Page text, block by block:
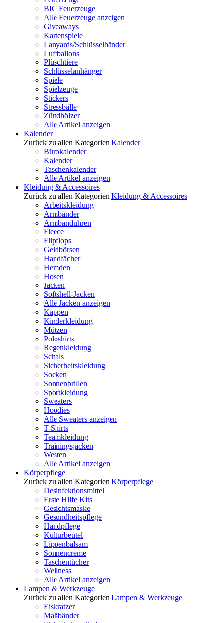
BIC Feuerzeuge
Alle Feuerzeuge anzeigen
Giveaways
Kartenspiele
Lanyards/Schlüsselbänder
Luftballons
Plüschtiere
Schlüsselanhänger
Spiele
Spielzeuge
Stickers
Stressbälle
Zündhölzer
Alle Artikel anzeigen
Kalender
Zurück zu allen Kategorien Kalender
Bürokalender
Kalender
Taschenkalender
Alle Artikel anzeigen
Kleidung & Accessoires
Zurück zu allen Kategorien Kleidung & Accessoires
Arbeitskleidung
Armbänder
Armbanduhren
Fleece
Flipflops
Geldbörsen
Handfächer
Hemden
Hosen
Jacken
Softshell-Jacken
Alle Jacken anzeigen
Kappen
Kinderkleidung
Mützen
Poloshirts
Regenkleidung
Schals
Sicherheitskleidung
Socken
Sonnenbrillen
Sportkleidung
Sweaters
Hoodies
Alle Sweaters anzeigen
T-Shirts
Teamkleidung
Trainingsjacken
Westen
Alle Artikel anzeigen
Körperpflege
Zurück zu allen Kategorien Körperpflege
Desinfektionsmittel
Erste Hilfe Kits
Gesichtsmaske
Gesundheitspflege
Handpflege
Kulturbeutel
Lippenbalsam
Sonnencreme
Taschentücher
Wellness
Alle Artikel anzeigen
Lampen & Werkzeuge
Zurück zu allen Kategorien Lampen & Werkzeuge
Eiskratzer
Maßbänder